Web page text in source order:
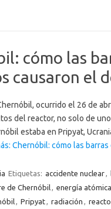
cómo las
causaron el
ocurrido el 26 de
del reactor, no solo de
estaba en Pripyat,
Chernóbil: cómo las
Etiquetas: accidente nuclear,
de Chernóbil, energía atómica
, Pripyat, radiación ,